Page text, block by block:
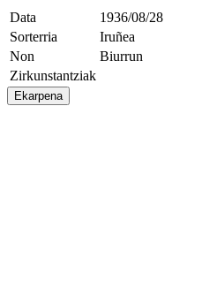
Data
1936/08/28
Sorterria
Iruñea
Non
Biurrun
Zirkunstantziak